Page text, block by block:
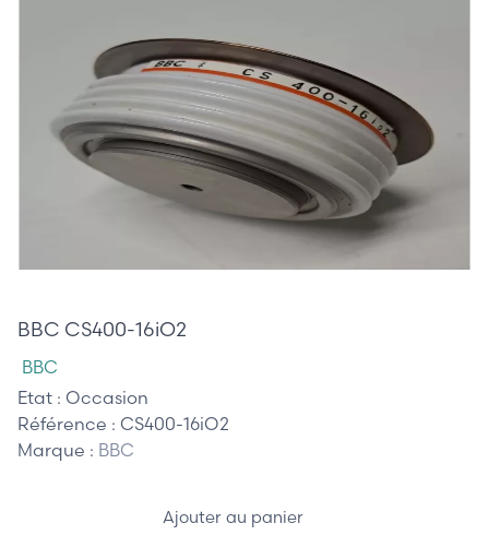
BBC CS400-16iO2
BBC
Etat : Occasion
Référence : CS400-16iO2
Marque : BBC
Ajouter au panier